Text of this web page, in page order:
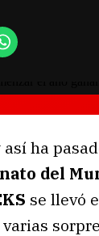
ha
del
se llevó